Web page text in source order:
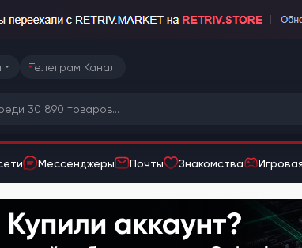
Телеграм Канал
Мессенджеры Почты Знакомства